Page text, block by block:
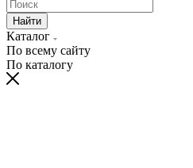
Найти
Каталог
По всему сайту
По каталогу